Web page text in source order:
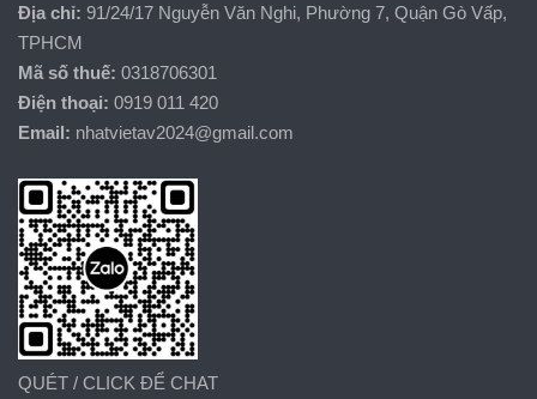
Địa chỉ: 91/24/17 Nguyễn Văn Nghi, Phường 7, Quận Gò Vấp,
TPHCM
Mã số thuế: 0318706301
Điện thoại: 0919 011 420
Email: nhatvietav2024@gmail.com
QUÉT / CLICK ĐỂ CHAT